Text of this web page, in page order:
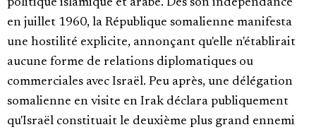
politique islamique et arabe. Dès son indépendance
en juillet 1960, la République somalienne manifesta
une hostilité explicite, annonçant qu'elle n'établirait
aucune forme de relations diplomatiques ou
commerciales avec Israël. Peu après, une délégation
somalienne en visite en Irak déclara publiquement
qu'Israël constituait le deuxième plus grand ennemi